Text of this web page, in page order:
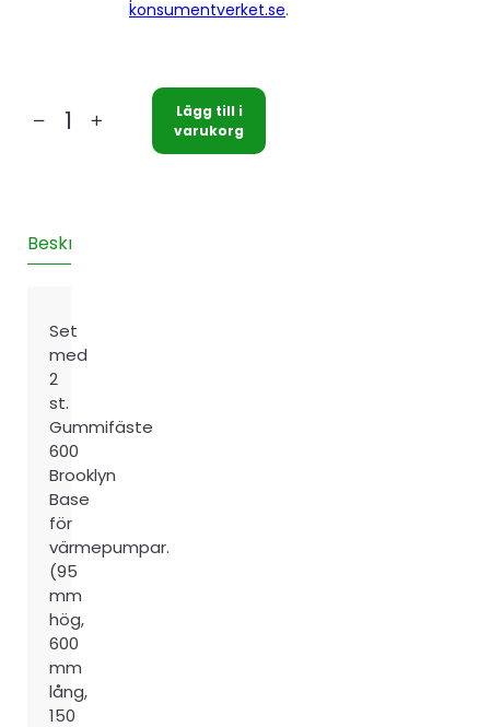
konsumentverket.se.
Markblock
mängd
Lägg till i
varukorg
Beskrivning
Set
med
2
st.
Gummifäste
600
Brooklyn
Base
för
värmepumpar.
(95
mm
hög,
600
mm
lång,
150